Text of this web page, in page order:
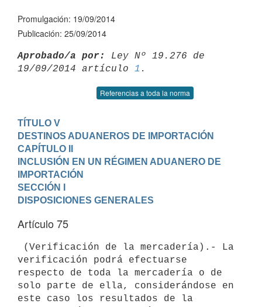
Promulgación: 19/09/2014
Publicación: 25/09/2014
Aprobado/a por:
Ley Nº 19.276 de
19/09/2014 artículo 1
Referencias a toda la norma
TÍTULO V
DESTINOS ADUANEROS DE IMPORTACIÓN
CAPÍTULO II
INCLUSIÓN EN UN RÉGIMEN ADUANERO DE
IMPORTACIÓN
SECCIÓN I
DISPOSICIONES GENERALES
Artículo 75
verificación podrá efectuarse
respecto de toda la mercadería o de
solo parte de ella, considerándose en
este caso los resultados de la